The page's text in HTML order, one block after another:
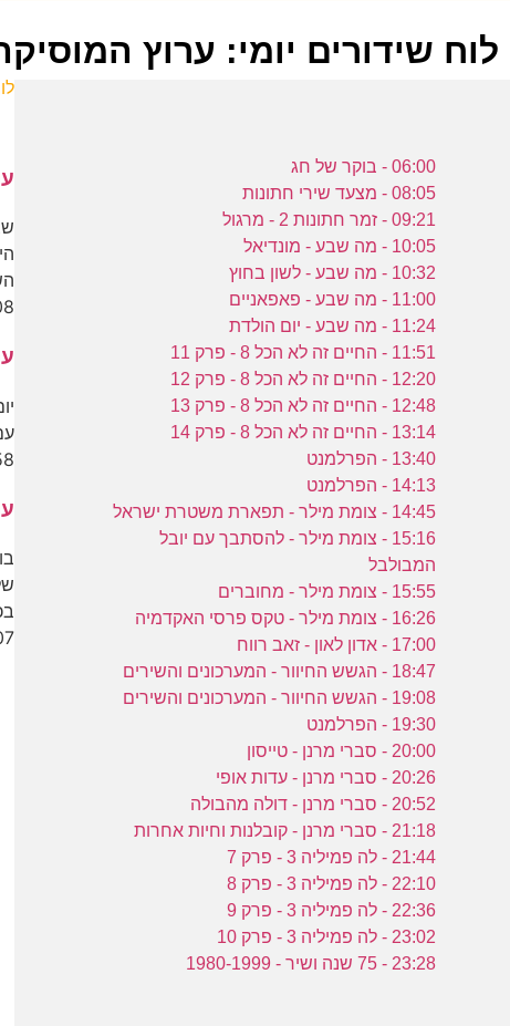
לוח שידורים יומי: ערוץ המוסיקה 26-05-
06:00 - בוקר של חג
08:05 - מצעד שירי חתונות
09:21 - זמר חתונות 2 - מרגול
10:05 - מה שבע - מונדיאל
10:32 - מה שבע - לשון בחוץ
11:00 - מה שבע - פאפאניים
11:24 - מה שבע - יום הולדת
11:51 - החיים זה לא הכל 8 - פרק 11
12:20 - החיים זה לא הכל 8 - פרק 12
12:48 - החיים זה לא הכל 8 - פרק 13
13:14 - החיים זה לא הכל 8 - פרק 14
13:40 - הפרלמנט
14:13 - הפרלמנט
14:45 - צומת מילר - תפארת משטרת ישראל
15:16 - צומת מילר - להסתבך עם יובל
המבולבל
15:55 - צומת מילר - מחוברים
16:26 - צומת מילר - טקס פרסי האקדמיה
17:00 - אדון לאון - זאב רווח
18:47 - הגשש החיוור - המערכונים והשירים
19:08 - הגשש החיוור - המערכונים והשירים
19:30 - הפרלמנט
20:00 - סברי מרנן - טייסון
20:26 - סברי מרנן - עדות אופי
20:52 - סברי מרנן - דולה מהבולה
21:18 - סברי מרנן - קובלנות וחיות אחרות
21:44 - לה פמיליה 3 - פרק 7
22:10 - לה פמיליה 3 - פרק 8
22:36 - לה פמיליה 3 - פרק 9
23:02 - לה פמיליה 3 - פרק 10
23:28 - 75 שנה ושיר - 1980-1999
08:58 ערוץ